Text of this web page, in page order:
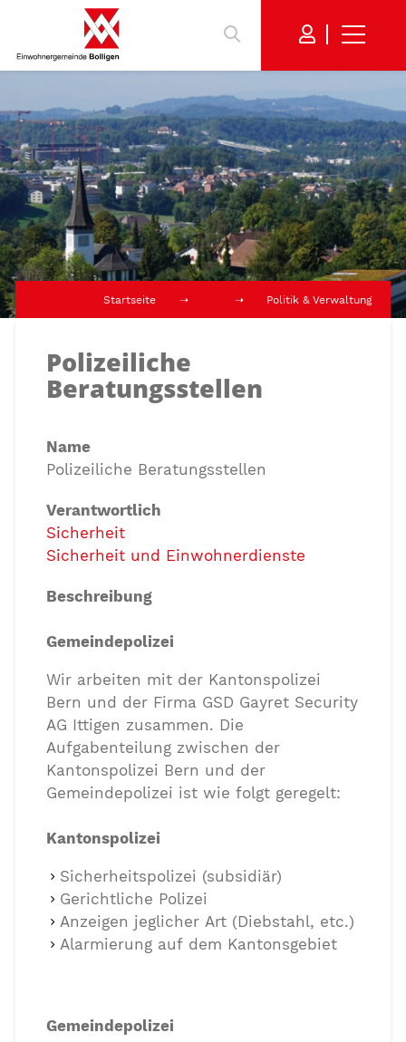
Startseite Politik & Verwaltung
Polizeiliche
Beratungsstellen
Name
Polizeiliche Beratungsstellen
Verantwortlich
Sicherheit
Sicherheit und Einwohnerdienste
Beschreibung
Gemeindepolizei
Wir arbeiten mit der Kantonspolizei
Bern und der Firma GSD Gayret Security
AG Ittigen zusammen. Die
Aufgabenteilung zwischen der
Kantonspolizei Bern und der
Gemeindepolizei ist wie folgt geregelt:
Kantonspolizei
Sicherheitspolizei (subsidiär)
Gerichtliche Polizei
Anzeigen jeglicher Art (Diebstahl, etc.)
Alarmierung auf dem Kantonsgebiet
Gemeindepolizei